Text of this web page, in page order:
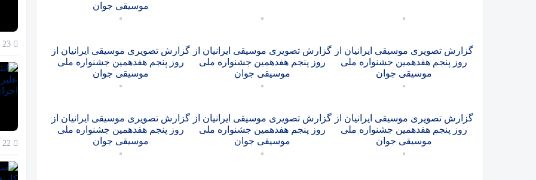
موسیقی جوان
گزارش تصویری موسیقی ایرانیان از
روز پنجم هفدهمین جشنواره ملی
موسیقی جوان
گزارش تصویری موسیقی ایرانیان از
روز پنجم هفدهمین جشنواره ملی
موسیقی جوان
گزارش تصویری موسیقی ایرانیان از
روز پنجم هفدهمین جشنواره ملی
موسیقی جوان
گزارش تصویری موسیقی ایرانیان از
روز پنجم هفدهمین جشنواره ملی
موسیقی جوان
گزارش تصویری موسیقی ایرانیان از
روز پنجم هفدهمین جشنواره ملی
موسیقی جوان
گزارش تصویری موسیقی ایرانیان از
روز پنجم هفدهمین جشنواره ملی
موسیقی جوان